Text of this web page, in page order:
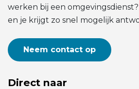
werken bij een
en je krijgt zo snel mogelijk
Neem contact op
Direct naar